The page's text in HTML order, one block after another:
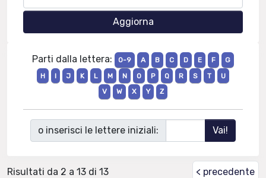
Parti dalla lettera: 0-9 A B C D E F
G
H
I J K L M N O P Q R S T
U
V
W X Y Z
o inserisci le lettere iniziali:
Risultati da 2 a 13 di 13 < precedente